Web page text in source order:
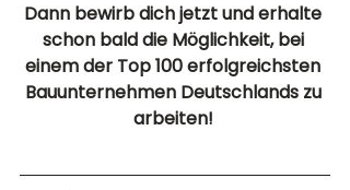
Dann bewirb dich jetzt und erhalte
schon bald die Möglichkeit, bei
einem der Top 100 erfolgreichsten
Bauunternehmen Deutschlands zu
arbeiten!